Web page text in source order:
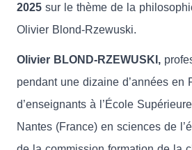
2025 sur le thème de la
Olivier Blond-Rzewuski.
Olivier BLOND-RZEWUSKI,
pendant une dizaine d’années en
d’enseignants à l’École
Nantes (France) en sciences de